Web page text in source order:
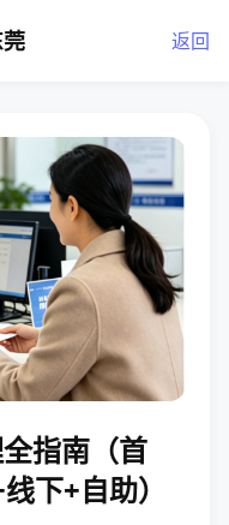
返回
指南（首
下+自助）